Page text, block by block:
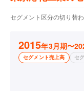
セグメント区分の切り替
2015年3月期〜
セグメント売上高 セ